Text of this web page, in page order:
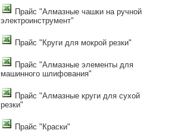
Прайс "Алмазные чашки на ручной
электроинструмент"
Прайс "Круги для мокрой резки"
Прайс "Алмазные элементы для
машинного шлифования"
Прайс "Алмазные круги для сухой
резки"
Прайс "Краски"